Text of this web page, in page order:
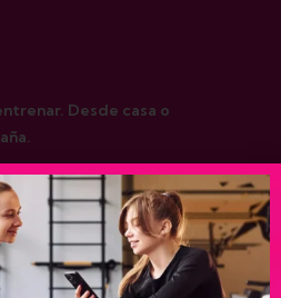
Desde casa o